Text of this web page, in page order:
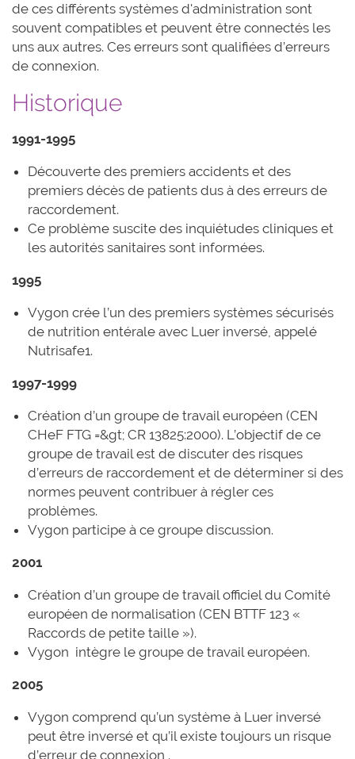
de ces différents systèmes d'administration sont
souvent compatibles et peuvent être connectés les
uns aux autres. Ces erreurs sont qualifiées d’erreurs
de connexion.
Historique
1991-1995
Découverte des premiers accidents et des
premiers décès de patients dus à des erreurs de
raccordement.
Ce problème suscite des inquiétudes cliniques et
les autorités sanitaires sont informées.
1995
Vygon crée l’un des premiers systèmes sécurisés
de nutrition entérale avec Luer inversé, appelé
Nutrisafe1.
1997-1999
Création d’un groupe de travail européen (CEN
CHeF FTG =&gt; CR 13825:2000). L’objectif de ce
groupe de travail est de discuter des risques
d’erreurs de raccordement et de déterminer si des
normes peuvent contribuer à régler ces
problèmes.
Vygon participe à ce groupe discussion.
2001
Création d’un groupe de travail officiel du Comité
européen de normalisation (CEN BTTF 123 «
Raccords de petite taille »).
Vygon intègre le groupe de travail européen.
2005
Vygon comprend qu’un système à Luer inversé
peut être inversé et qu’il existe toujours un risque
d’erreur de connexion .